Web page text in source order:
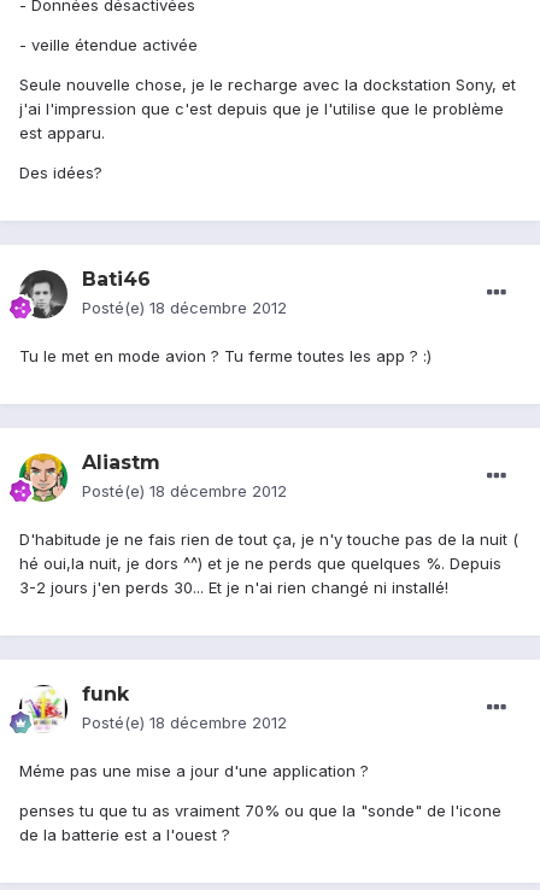
- Données désactivées
- veille étendue activée
Seule nouvelle chose, je le recharge avec la dockstation Sony, et
j'ai l'impression que c'est depuis que je l'utilise que le problème
est apparu.
Des idées?
Bati46
Posté(e) 18 décembre 2012
Tu le met en mode avion ? Tu ferme toutes les app ? :)
Aliastm
Posté(e) 18 décembre 2012
D'habitude je ne fais rien de tout ça, je n'y touche pas de la nuit (
hé oui,la nuit, je dors ^^) et je ne perds que quelques %. Depuis
3-2 jours j'en perds 30... Et je n'ai rien changé ni installé!
funk
Posté(e) 18 décembre 2012
Méme pas une mise a jour d'une application ?
penses tu que tu as vraiment 70% ou que la "sonde" de l'icone
de la batterie est a l'ouest ?